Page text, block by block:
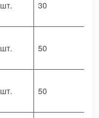
шт. 30
шт. 50
шт. 50